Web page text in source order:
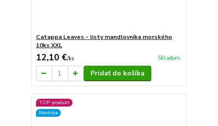
Catappa Leaves - listy mandlovníka morského
10ks XXL
12,10 €/ks Skladom
Pridať do košíka
TOP produkt
Novinka